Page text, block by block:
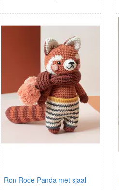
Ron Rode Panda met sjaal